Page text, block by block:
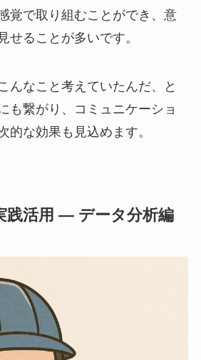
覚で取り組むことができ、意
せることが多いです。
んなこと考えていたんだ、と
も繋がり、コミュニケーショ
的な効果も見込めます。
践活用 ― データ分析編